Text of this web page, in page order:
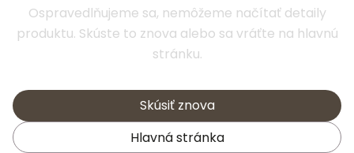
Ospravedlňujeme sa, nemôžeme načítať detaily
produktu. Skúste to znova alebo sa vráťte na hlavnú
stránku.
Skúsiť znova
Hlavná stránka